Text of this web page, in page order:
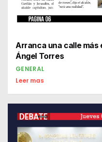
Arranca una calle más
Ángel Torres
GENERAL
Leer mas